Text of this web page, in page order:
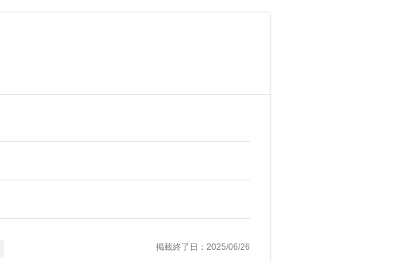
掲載終了日：2025/06/26